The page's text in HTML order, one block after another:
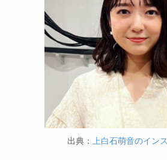
出典： 上白石萌音のイン